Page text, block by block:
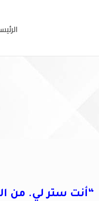
“أنت ستر لي. من